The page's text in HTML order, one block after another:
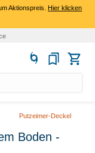
Aktionspreis.Hier klicken
Putzeimer-Deckel
Boden -